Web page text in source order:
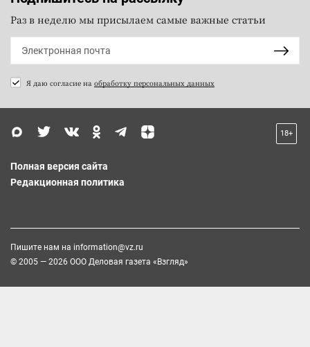
Раз в неделю мы присылаем самые важные статьи
Я даю согласие на обработку персональных данных
18+
Полная версия сайта
Редакционная политика
Пишите нам на information@vz.ru
© 2005 — 2026 ООО Деловая газета «Взгляд»